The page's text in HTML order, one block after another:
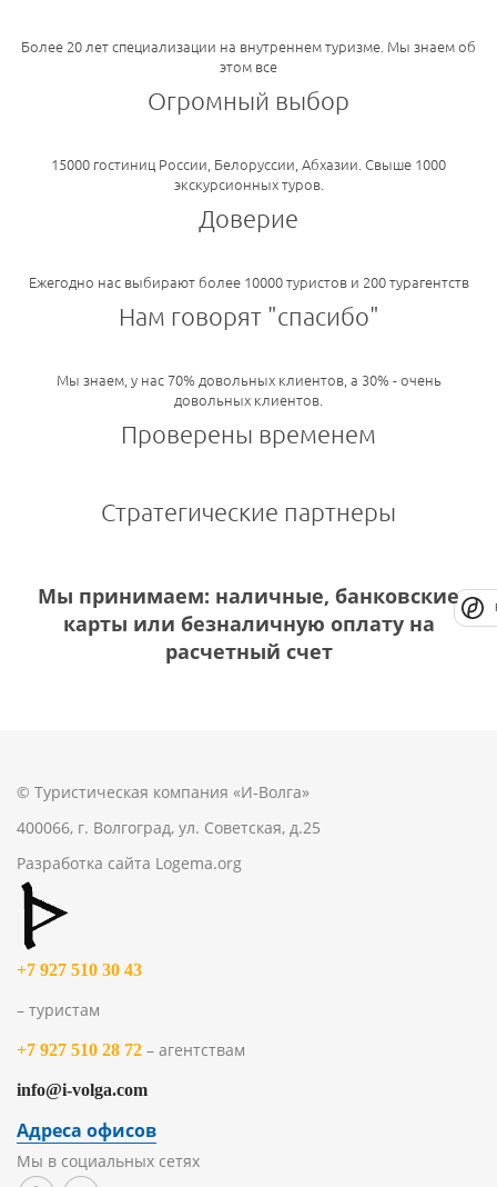
Более 20 лет специализации на внутреннем туризме. Мы знаем об
этом все
Огромный выбор
15000 гостиниц России, Белоруссии, Абхазии. Свыше 1000
экскурсионных туров.
Доверие
Ежегодно нас выбирают более 10000 туристов и 200 турагентств
Нам говорят "спасибо"
Мы знаем, у нас 70% довольных клиентов, а 30% - очень
довольных клиентов.
Проверены временем
Стратегические партнеры
Мы принимаем: наличные, банковские
карты или безналичную оплату на
расчетный счет
© Туристическая компания «И-Волга»
400066, г. Волгоград, ул. Советская, д.25
Разработка сайта Logema.org
+7 927 510 30 43
– туристам
+7 927 510 28 72 – агентствам
info@i-volga.com
Адреса офисов
Мы в социальных сетях